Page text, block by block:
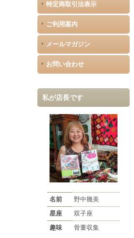
特定商取引法表示
ご利用案内
メールマガジン
お問い合わせ
私が店長です
名前
野中幾美
星座
双子座
趣味
骨董収集